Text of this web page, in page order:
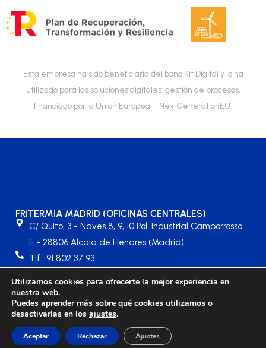
Esta empresa ha sido beneficiaria del bono Kit Digital y lo ha
utilizado para las soluciones digitales: gestión de procesos,
financiado por la Unión Europea – NextGenerationEU.
FRITERMIA MADRID (OFICINAS CENTRALES)
C/ Quito, 3 - Naves 8, 9, 10 Pol. Industrial Camporrosso
E - 28806 Alcalá de Henares (Madrid)
Tlf.: 91 802 37 93
Contacto Portugal: portugal@fritermia.com
©2024 FRITERMIA |Aviso Legal|Política de Privacidad
Política de Cookies
Utilizamos cookies para ofrecerte la mejor experiencia en
nuestra web.
Puedes aprender más sobre qué cookies utilizamos o
desactivarlas en los ajustes.
Aceptar Rechazar Ajustes